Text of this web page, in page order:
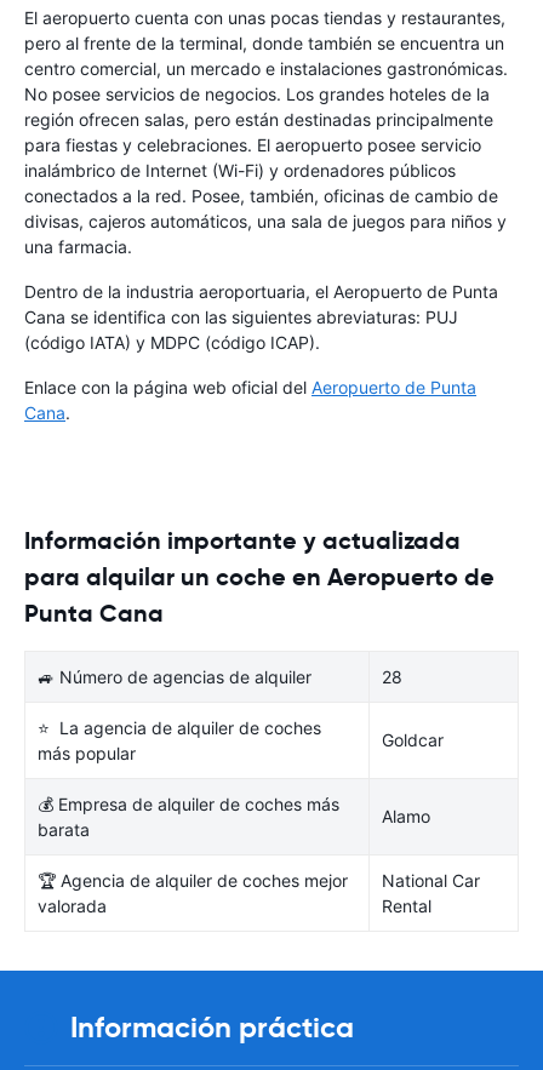
El aeropuerto cuenta con unas pocas tiendas y restaurantes,
pero al frente de la terminal, donde también se encuentra un
centro comercial, un mercado e instalaciones gastronómicas.
No posee servicios de negocios. Los grandes hoteles de la
región ofrecen salas, pero están destinadas principalmente
para fiestas y celebraciones. El aeropuerto posee servicio
inalámbrico de Internet (Wi-Fi) y ordenadores públicos
conectados a la red. Posee, también, oficinas de cambio de
divisas, cajeros automáticos, una sala de juegos para niños y
una farmacia.
Dentro de la industria aeroportuaria, el Aeropuerto de Punta
Cana se identifica con las siguientes abreviaturas: PUJ
(código IATA) y MDPC (código ICAP).
Enlace con la página web oficial del Aeropuerto de Punta
Cana.
Información importante y actualizada
para alquilar un coche en Aeropuerto de
Punta Cana
🚙 Número de agencias de alquiler 28
⭐ La agencia de alquiler de coches
más popular
Goldcar
💰 Empresa de alquiler de coches más
barata
Alamo
🏆 Agencia de alquiler de coches mejor
valorada
National Car
Rental
Información práctica